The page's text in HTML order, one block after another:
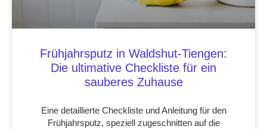
Frühjahrsputz in Waldshut-Tiengen:
Die ultimative Checkliste für ein
sauberes Zuhause
Eine detaillierte Checkliste und Anleitung für den
Frühjahrsputz, speziell zugeschnitten auf die